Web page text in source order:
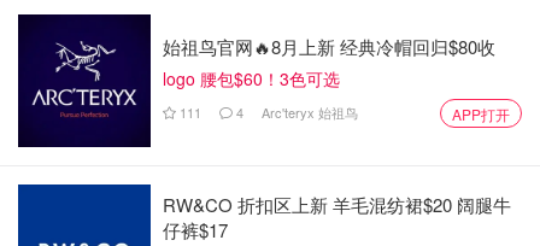
零食，宠物配件和服饰
游戏玩家
全球有超过27亿活跃的游戏玩家，其中将近一半的人在游戏
装备上花钱。这个市场包含了以下多个子集：手机游戏玩
家、电脑端游戏玩家、游戏机玩家等。
针对游戏玩家的利基产品建议：适合长时间打游戏的人体工
始祖鸟官网🔥8月上新 经典冷帽回归$80收
logo 腰包$60！3色可选
111 4 Arc'teryx 始祖鸟 APP打开
RW&CO 折扣区上新 羊毛混纺裙$20 阔腿牛
仔裤$17